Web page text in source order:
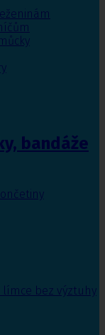
bandáže
límce bez výztuhy